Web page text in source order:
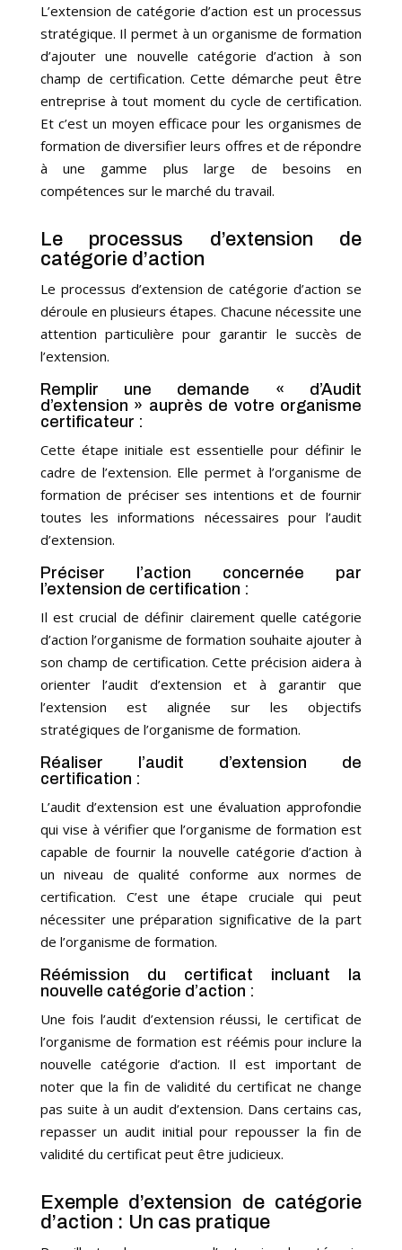
L’extension de catégorie d’action est un processus
stratégique. Il permet à un organisme de formation
d’ajouter une nouvelle catégorie d’action à son
champ de certification. Cette démarche peut être
entreprise à tout moment du cycle de certification.
Et c’est un moyen efficace pour les organismes de
formation de diversifier leurs offres et de répondre
à une gamme plus large de besoins en
compétences sur le marché du travail.
Le processus d’extension de
catégorie d’action
Le processus d’extension de catégorie d’action se
déroule en plusieurs étapes. Chacune nécessite une
attention particulière pour garantir le succès de
l’extension.
Remplir une demande « d’Audit
d’extension » auprès de votre organisme
certificateur :
Cette étape initiale est essentielle pour définir le
cadre de l’extension. Elle permet à l’organisme de
formation de préciser ses intentions et de fournir
toutes les informations nécessaires pour l’audit
d’extension.
Préciser l’action concernée par
l’extension de certification :
Il est crucial de définir clairement quelle catégorie
d’action l’organisme de formation souhaite ajouter à
son champ de certification. Cette précision aidera à
orienter l’audit d’extension et à garantir que
l’extension est alignée sur les objectifs
stratégiques de l’organisme de formation.
Réaliser l’audit d’extension de
certification :
L’audit d’extension est une évaluation approfondie
qui vise à vérifier que l’organisme de formation est
capable de fournir la nouvelle catégorie d’action à
un niveau de qualité conforme aux normes de
certification. C’est une étape cruciale qui peut
nécessiter une préparation significative de la part
de l’organisme de formation.
Réémission du certificat incluant la
nouvelle catégorie d’action :
Une fois l’audit d’extension réussi, le certificat de
l’organisme de formation est réémis pour inclure la
nouvelle catégorie d’action. Il est important de
noter que la fin de validité du certificat ne change
pas suite à un audit d’extension. Dans certains cas,
repasser un audit initial pour repousser la fin de
validité du certificat peut être judicieux.
Exemple d’extension de catégorie
d’action : Un cas pratique